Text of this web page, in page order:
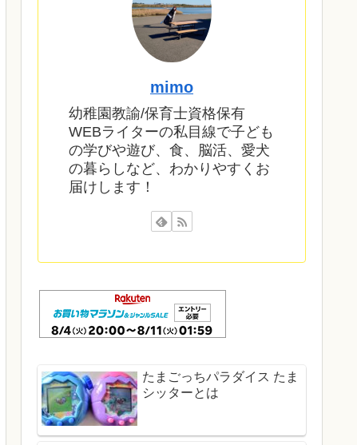
mimo
幼稚園教諭/保育士資格保有
WEBライターの私目線で子ども
の学びや遊び、食、脳活、愛犬
の暮らしなど、わかりやすくお
届けします！
たまごっちパラダイス たま
シッターとは